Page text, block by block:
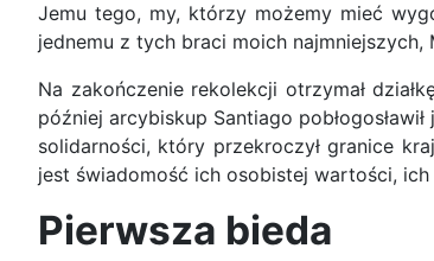
Jemu tego, my, którzy możemy mieć
jednemu z tych braci moich
Na zakończenie rekolekcji otrzymał
później arcybiskup Santiago
solidarności, który przekroczył granice
jest świadomość ich osobistej wartości,
Pierwsza bieda